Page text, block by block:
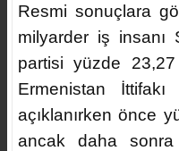
Resmi sonuçlara
milyarder iş insanı
partisi yüzde
Ermenistan
açıklanırken önce
ancak daha sonra